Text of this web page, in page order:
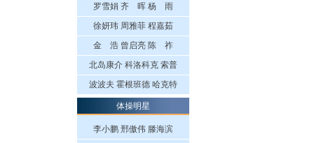
罗雪娟 齐 晖 杨 雨
徐妍玮 周雅菲 程嘉茹
金 浩 曾启亮 陈 祚
北岛康介 科洛科克 索普
波波夫 霍根班德 哈克特
体操明星
李小鹏 邢傲伟 滕海滨